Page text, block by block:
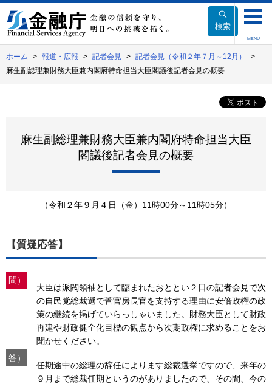
文
へ
動
検索
MENU
ホーム 報道・広報 記者会見
記者会見（令和２年７月～12月）
麻生副総理兼財務大臣兼内閣府特命担当大臣閣議後記者会見の概要
麻生副総理兼財務大臣兼内閣府特命担当大臣
閣議後記者会見の概要
（令和２年９月４日（金）11時00分～11時05分）
【質疑応答】
問）
大臣は派閥領袖として臨まれたおととい２日の記者会見で次
の自民党総裁選で菅官房長官を支持する理由に安倍政権の政
策の継続を掲げていらっしゃいました。財務大臣として財政
再建や財政健全化目標の観点から次期政権に求めることをお
聞かせください。
答）
任期途中の総理の辞任によります総裁選挙ですので、来年の
９月まで総裁任期というのがありましたので、その間、今の